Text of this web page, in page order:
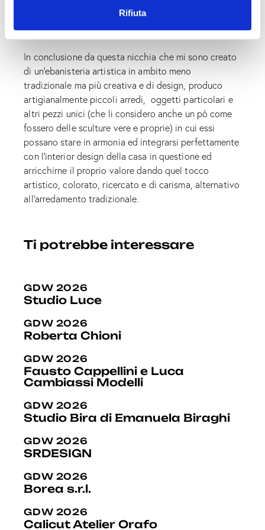
Rifiuta
mio stile artistico mantenendo chiara e riconoscibile
la mia identità.
In conclusione da questa nicchia che mi sono creato
di un’ebanisteria artistica in ambito meno
tradizionale ma più creativa e di design, produco
artigianalmente piccoli arredi, oggetti particolari e
altri pezzi unici (che li considero anche un pò come
fossero delle sculture vere e proprie) in cui essi
possano stare in armonia ed integrarsi perfettamente
con l’interior design della casa in questione ed
arricchirne il proprio valore dando quel tocco
artistico, colorato, ricercato e di carisma, alternativo
all’arredamento tradizionale.
Ti potrebbe interessare
GDW 2026
Studio Luce
GDW 2026
Roberta Chioni
GDW 2026
Fausto Cappellini e Luca
Cambiassi Modelli
GDW 2026
Studio Bira di Emanuela Biraghi
GDW 2026
SRDESIGN
GDW 2026
Borea s.r.l.
GDW 2026
Calicut Atelier Orafo